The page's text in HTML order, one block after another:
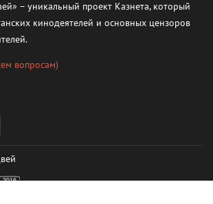
– уникальный проект Казнета, который
кинодеятелей и основных цензоров
вопросам)